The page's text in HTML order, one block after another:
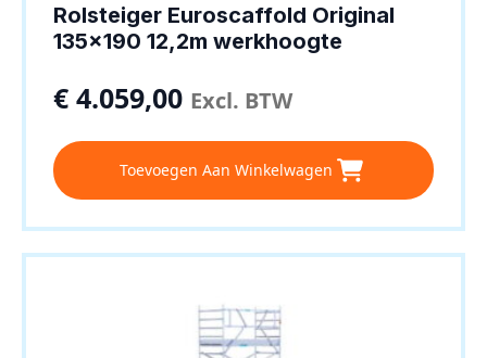
Rolsteiger Euroscaffold Original
135×190 12,2m werkhoogte
€ 4.059,00 Excl. BTW
Toevoegen Aan Winkelwagen